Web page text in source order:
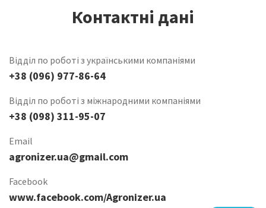
Контактні дані
Відділ по роботі з українськими компаніями
+38 (096) 977-86-64
Відділ по роботі з міжнародними компаніями
+38 (098) 311-95-07
Email
agronіzer.ua@gmail.com
Facebook
www.facebook.com/Agronizer.ua